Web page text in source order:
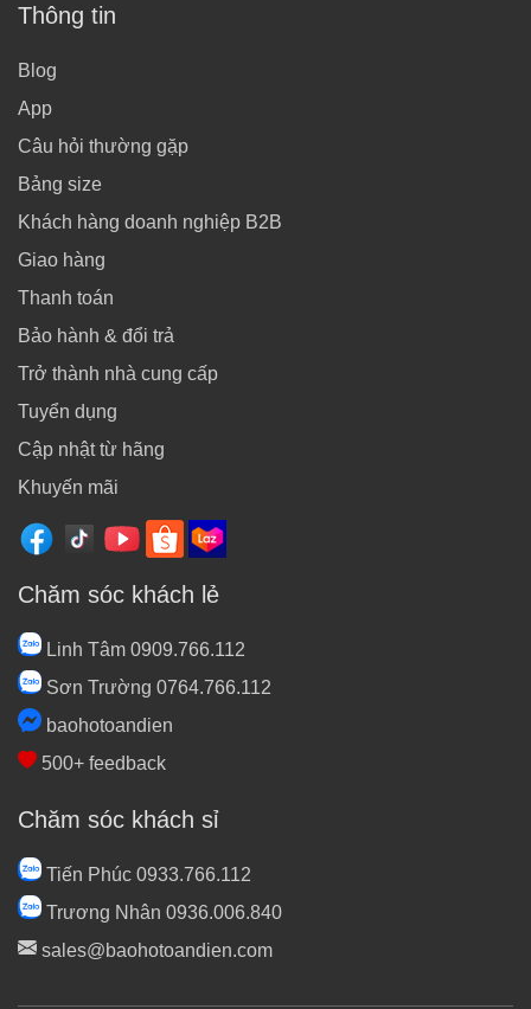
Thông tin
Blog
App
Câu hỏi thường gặp
Bảng size
Khách hàng doanh nghiệp B2B
Giao hàng
Thanh toán
Bảo hành & đổi trả
Trở thành nhà cung cấp
Tuyển dụng
Cập nhật từ hãng
Khuyến mãi
Chăm sóc khách lẻ
Linh Tâm 0909.766.112
Sơn Trường 0764.766.112
baohotoandien
500+ feedback
Chăm sóc khách sỉ
Tiến Phúc 0933.766.112
Trương Nhân 0936.006.840
sales@baohotoandien.com